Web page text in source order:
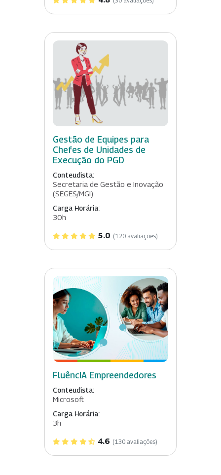
Gestão de Equipes para
Chefes de Unidades de
Execução do PGD
Conteudista:
Secretaria de Gestão e Inovação
(SEGES/MGI)
Carga Horária:
30h
5.0 (120 avaliações)
FluêncIA Empreendedores
Conteudista:
Microsoft
Carga Horária:
3h
4.6 (130 avaliações)